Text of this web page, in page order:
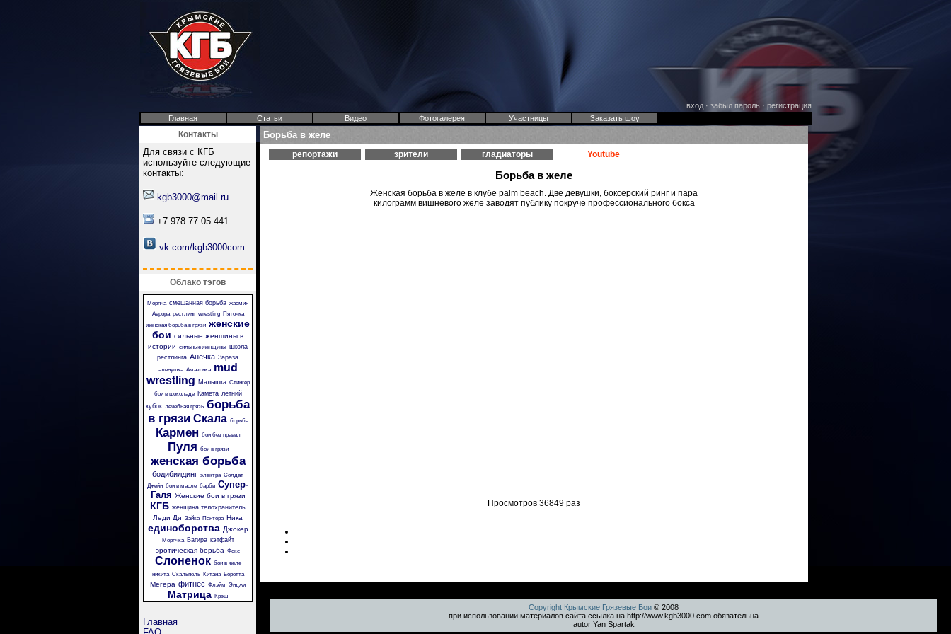
вход· забыл пароль· регистрация
Главная
Статьи Видео Фотогалерея Участницы Заказать шоу
Контакты
Для связи с КГБ
используйте следующие
контакты:
kgb3000@mail.ru
+7 978 77 05 441
vk.com/kgb3000com
Облако тэгов
Моряча смешанная борьба жасмин
Аврора рестлинг wrestling
Пяточка
женская борьба в грязи женские
бои сильные женщины в
истории сильные женщины школа
рестлинга Анечка Зараза
аленушка Амазонка
mud
wrestling Малышка Стингер
бои в шоколаде
Камета летний
кубок лечебная грязь борьба
в грязи Скала борьба
Кармен бои без правил
Пуля бои в грязи
женская борьба
бодибилдинг электра Солдат
Джейн бои в масле барби Супер-
Галя Женские бои в грязи
КГБ женщина телохранитель
Леди Ди Зайка Пантера Ника
единоборства Джокер
Морячка Багира кэтфайт
эротическая борьба Фокс
Слоненок бои в желе
никита Скальпель Китана Беретта
Мегера фитнес Флэйм Энджи
Матрица Крэш
Главная
Борьба в желе
репортажи зрители гладиаторы Youtube
Борьба в желе
Женская борьба в желе в клубе palm beach. Две девушки, боксерский ринг и пара
килограмм вишневого желе заводят публику покруче профессионального бокса
Просмотров 36849 раз
Copyright Крымские Грязевые Бои © 2008
при использовании материалов сайта ссылка на http://www.kgb3000.com обязательна
autor Yan Spartak